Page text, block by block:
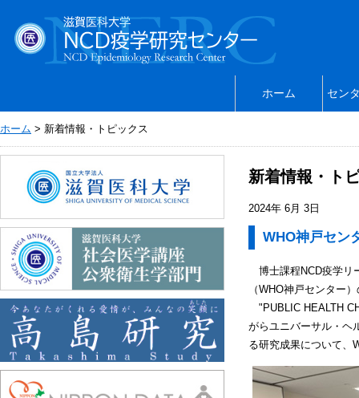
ホーム セン
ホーム > 新着情報・トピックス
新着情報・ト
2024年 6月 3日
WHO神戸セン
博士課程NCD疫学リ
（WHO神戸センター
"PUBLIC HEALTH
がらユニバーサル・ヘ
る研究成果について、